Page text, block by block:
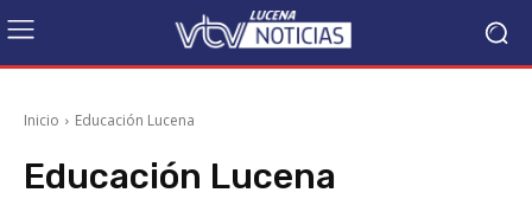
Inicio Educación Lucena
Educación Lucena